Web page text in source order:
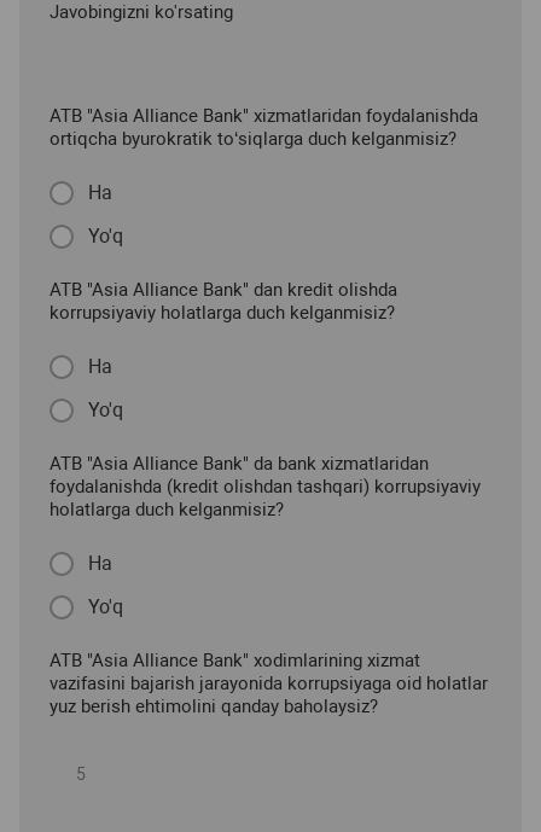
Javobingizni ko'rsating
ATB "Asia Alliance Bank" xizmatlaridan foydalanishda
ortiqcha byurokratik to‘siqlarga duch kelganmisiz?
Ha
Yo'q
ATB "Asia Alliance Bank" dan kredit olishda
korrupsiyaviy holatlarga duch kelganmisiz?
Ha
Yo'q
ATB "Asia Alliance Bank" da bank xizmatlaridan
foydalanishda (kredit olishdan tashqari) korrupsiyaviy
holatlarga duch kelganmisiz?
Ha
Yo'q
ATB "Asia Alliance Bank" xodimlarining xizmat
vazifasini bajarish jarayonida korrupsiyaga oid holatlar
yuz berish ehtimolini qanday baholaysiz?